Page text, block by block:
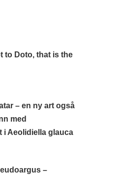
to Doto, that is the
– en ny art også
med
i Aeolidiella glauca
–